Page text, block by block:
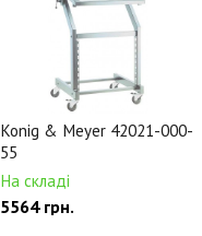
Konig & Meyer 42021-000-
55
На складі
5564 грн.